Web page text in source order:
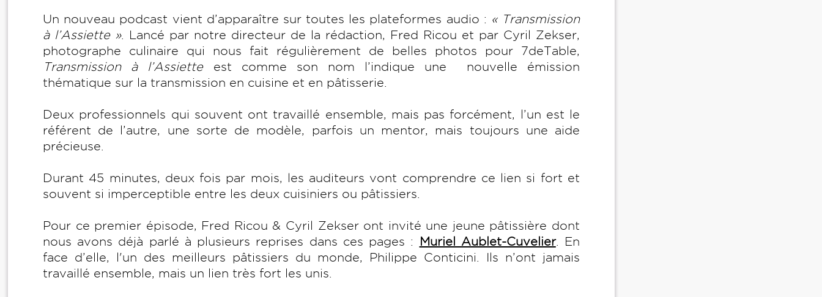
Un nouveau podcast vient d’apparaître sur toutes les plateformes audio : « Transmission
à l’Assiette ». Lancé par notre directeur de la rédaction, Fred Ricou et par Cyril Zekser,
photographe culinaire qui nous fait régulièrement de belles photos pour 7deTable,
Transmission à l’Assietteest comme son nom l’indique une nouvelle émission
thématique sur la transmission en cuisine et en pâtisserie.
Deux professionnels qui souvent ont travaillé ensemble, mais pas forcément, l’un est le
référent de l’autre, une sorte de modèle, parfois un mentor, mais toujours une aide
précieuse.
Durant 45 minutes, deux fois par mois, les auditeurs vont comprendre ce lien si fort et
souvent si imperceptible entre les deux cuisiniers ou pâtissiers.
Pour ce premier épisode, Fred Ricou & Cyril Zekser ont invité une jeune pâtissière dont
nous avons déjà parlé à plusieurs reprises dans ces pages :
Muriel Aublet-Cuvelier. En
face d’elle, l'un des meilleurs pâtissiers du monde, Philippe Conticini. Ils n’ont jamais
travaillé ensemble, mais un lien très fort les unis.